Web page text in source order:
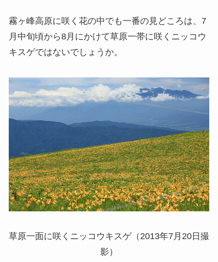
霧ヶ峰高原に咲く花の中でも一番の見どころは、7
月中旬頃から8月にかけて草原一帯に咲くニッコウ
キスゲではないでしょうか。
草原一面に咲くニッコウキスゲ（2013年7月20日撮
影）